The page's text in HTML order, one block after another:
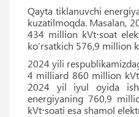
Qayta tiklanuvchi
kuzatilmoqda. Masalan,
434 million kVt⋅soat
ko‘rsatkich 576,9 million
2024 yili
4 milliard 860 million
2024 yil iyul oyida
energiyaning 760,9
kVt⋅soati esa shamol